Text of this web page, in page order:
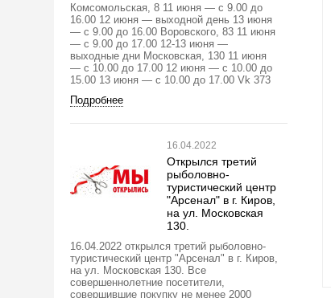
Комсомольская, 8 11 июня — с 9.00 до
16.00 12 июня — выходной день 13 июня
— с 9.00 до 16.00 Воровского, 83 11 июня
— с 9.00 до 17.00 12-13 июня —
выходные дни Московская, 130 11 июня
— с 10.00 до 17.00 12 июня — с 10.00 до
15.00 13 июня — с 10.00 до 17.00 Vk 373
Подробнее
16.04.2022
Открылся третий
рыболовно-
туристический центр
"Арсенал" в г. Киров,
на ул. Московская
130.
16.04.2022 открылся третий рыболовно-
туристический центр "Арсенал" в г. Киров,
на ул. Московская 130. Все
совершеннолетние посетители,
совершившие покупку не менее 2000